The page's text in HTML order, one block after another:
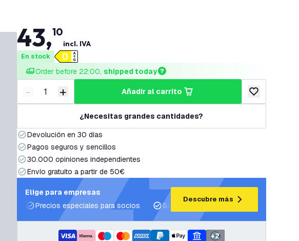
43,10
incl. IVA
En stock
Order before 22:00, shipped today
Disminuir cantidad
- Aumentar cantidad
+ añadir al carrito
añadir a lista
¿Necesitas grandes cantidades?
Devolución en 30 días
Pagos seguros y sencillos
30.000 opiniones independientes
Envío gratuito a partir de 50€
Elige para empresas
Precios especiales para socios
Soporte para proyectos y planes de
Descubre más
+2